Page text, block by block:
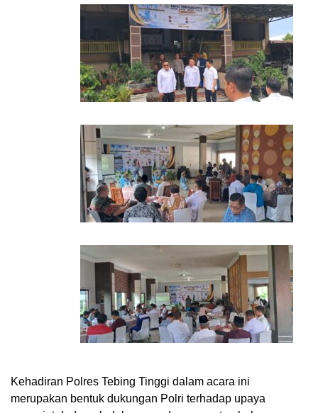
Kehadiran Polres Tebing Tinggi dalam acara ini
merupakan bentuk dukungan Polri terhadap upaya